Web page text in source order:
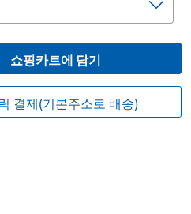
쇼핑카트에 담기
결제(기본주소로 배송)